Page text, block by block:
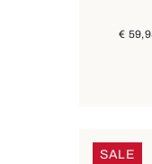
€
SALE